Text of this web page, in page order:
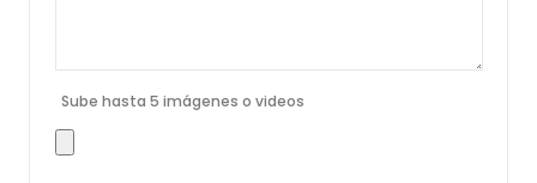
Sube hasta 5 imágenes o videos